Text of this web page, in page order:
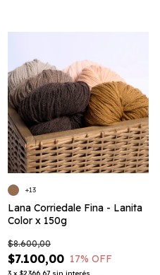
Lana Corriedale Fina - Lanita
Color x 150g
$7.100,00
$8.600,00
17% OFF
+13